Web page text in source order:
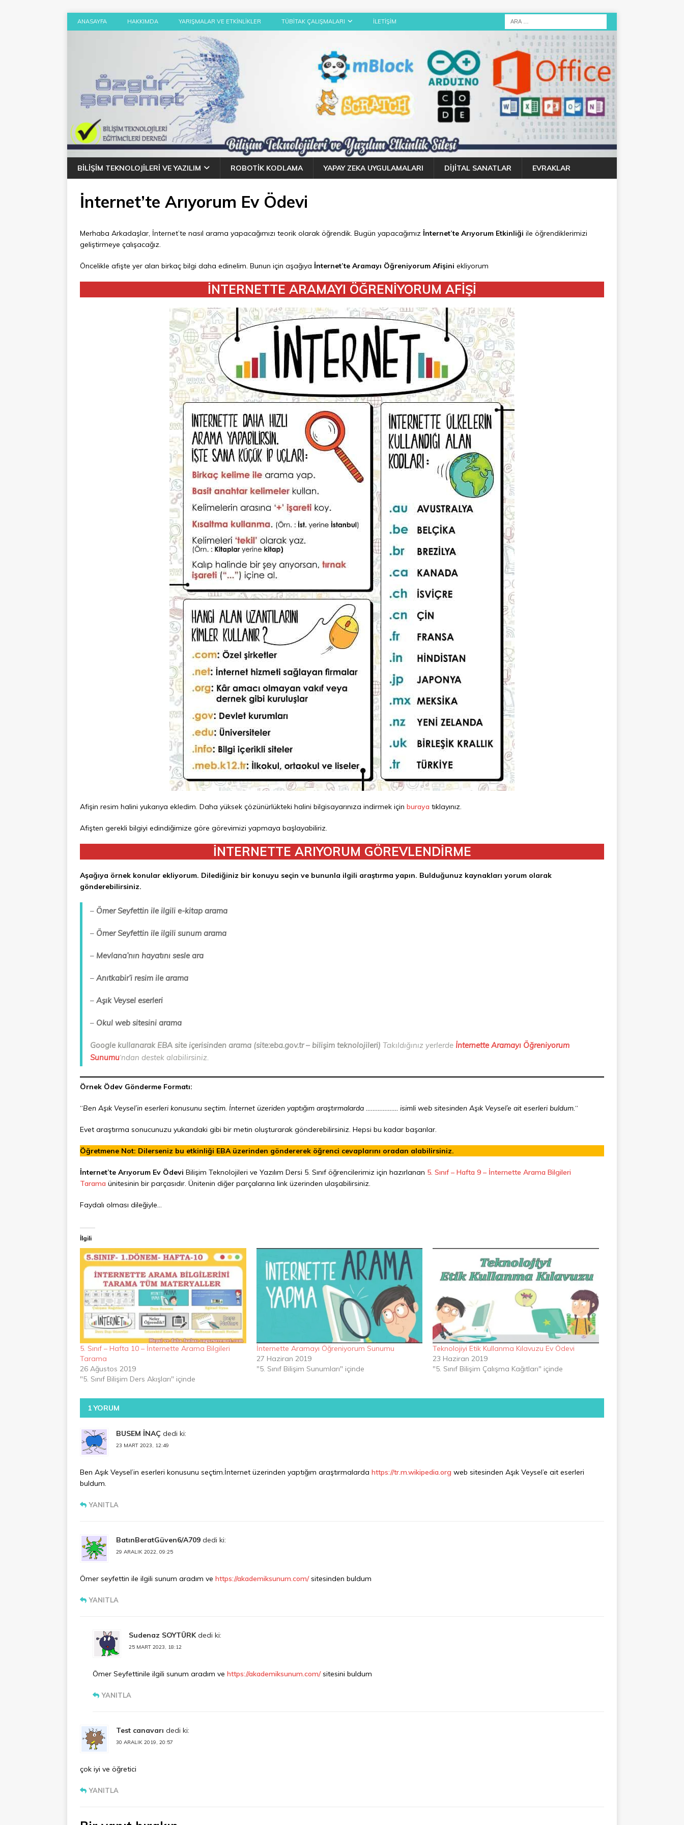
ANASAYFA HAKKIMDA YARIŞMALAR VE ETKINLIKLER TÜBITAK ÇALIŞMALARI İLETIŞIM
BILIŞIM TEKNOLOJILERI VE YAZILIM ROBOTIK KODLAMA YAPAY ZEKA UYGULAMALARI DIJITAL SANATLAR EVRAKLAR
İnternet’te Arıyorum Ev Ödevi
Merhaba Arkadaşlar, İnternet’te nasıl arama yapacağımızı teorik olarak öğrendik. Bugün yapacağımız İnternet’te Arıyorum Etkinliği ile öğrendiklerimizi
geliştirmeye çalışacağız.
Öncelikle afişte yer alan birkaç bilgi daha edinelim. Bunun için aşağıya İnternet’te Aramayı Öğreniyorum Afişini ekliyorum
İNTERNETTE ARAMAYI ÖĞRENİYORUM AFİŞİ
Afişin resim halini yukarıya ekledim. Daha yüksek çözünürlükteki halini bilgisayarınıza indirmek için buraya tıklayınız.
Afişten gerekli bilgiyi edindiğimize göre görevimizi yapmaya başlayabiliriz.
İNTERNETTE ARIYORUM GÖREVLENDİRME
Aşağıya örnek konular ekliyorum. Dilediğiniz bir konuyu seçin ve bununla ilgili araştırma yapın. Bulduğunuz kaynakları yorum olarak
gönderebilirsiniz.
– Ömer Seyfettin ile ilgili e-kitap arama
– Ömer Seyfettin ile ilgili sunum arama
– Mevlana’nın hayatını sesle ara
– Anıtkabir’i resim ile arama
– Aşık Veysel eserleri
– Okul web sitesini arama
Google kullanarak EBA site içerisinden arama (site:eba.gov.tr – bilişim teknolojileri) Takıldığınız yerlerde İnternette Aramayı Öğreniyorum
Sunumu‘ndan destek alabilirsiniz.
Örnek Ödev Gönderme Formatı:
“Ben Aşık Veysel’in eserleri konusunu seçtim. İnternet üzeriden yaptığım araştırmalarda ………………. isimli web sitesinden Aşık Veysel’e ait eserleri buldum.“
Evet araştırma sonucunuzu yukarıdaki gibi bir metin oluşturarak gönderebilirsiniz. Hepsi bu kadar başarılar.
Öğretmene Not: Dilerseniz bu etkinliği EBA üzerinden göndererek öğrenci cevaplarını oradan alabilirsiniz.
İnternet’te Arıyorum Ev Ödevi Bilişim Teknolojileri ve Yazılım Dersi 5. Sınıf öğrencilerimiz için hazırlanan 5. Sınıf – Hafta 9 – İnternette Arama Bilgileri
Tarama ünitesinin bir parçasıdır. Ünitenin diğer parçalarına link üzerinden ulaşabilirsiniz.
Faydalı olması dileğiyle…
İlgili
5. Sınıf – Hafta 10 – İnternette Arama Bilgileri
Tarama
26 Ağustos 2019
"5. Sınıf Bilişim Ders Akışları" içinde
İnternette Aramayı Öğreniyorum Sunumu
27 Haziran 2019
"5. Sınıf Bilişim Sunumları" içinde
Teknolojiyi Etik Kullanma Kılavuzu Ev Ödevi
23 Haziran 2019
"5. Sınıf Bilişim Çalışma Kağıtları" içinde
1 YORUM
BUSEM İNAÇ dedi ki:
23 MART 2023, 12:49
Ben Aşık Veysel’in eserleri konusunu seçtim.İnternet üzerinden yaptığım araştırmalarda https://tr.m.wikipedia.org web sitesinden Aşık Veysel’e ait eserleri
buldum.
YANITLA
BatınBeratGüven6/A709 dedi ki:
29 ARALIK 2022, 09:25
Ömer seyfettin ile ilgili sunum aradım ve https://akademiksunum.com/sitesinden buldum
YANITLA
Sudenaz SOYTÜRK dedi ki:
25 MART 2023, 18:12
Ömer Seyfettinile ilgili sunum aradım ve https://akademiksunum.com/sitesini buldum
YANITLA
Test canavarı dedi ki:
30 ARALIK 2019, 20:57
çok iyi ve öğretici
YANITLA